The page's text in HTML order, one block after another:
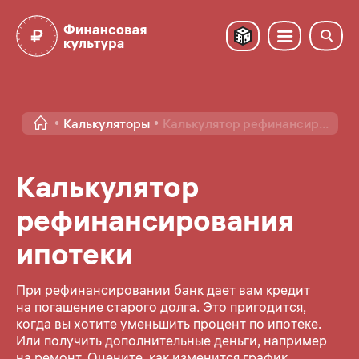
Калькуляторы Калькулятор рефинансир...
Калькулятор
рефинансирования
ипотеки
При рефинансировании банк дает вам кредит
на погашение старого долга. Это пригодится,
когда вы хотите уменьшить процент по ипотеке.
Или получить дополнительные деньги, например